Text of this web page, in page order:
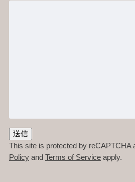
This site is protected by reCAPTCHA
Policyand Terms of Serviceapply.